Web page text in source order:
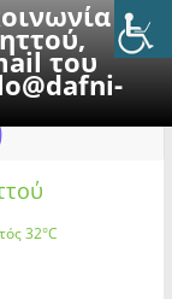
με
του
32°C